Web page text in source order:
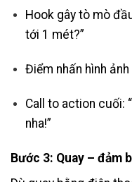
Hook gây tò mò
tới 1 mét?”
Điểm nhấn hình
Call to action cuối:
nha!”
Bước 3: Quay – đảm